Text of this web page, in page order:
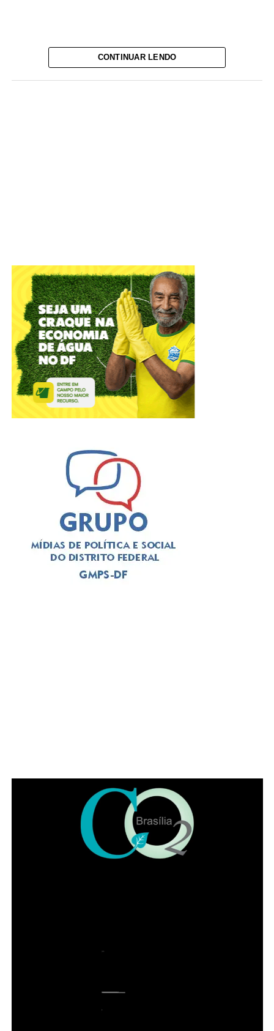
adolescentes com até 14 anos, 11 meses e 29 dias
que ainda estejam com seus esquemas vacinais
incompletos. Além desse grupo prioritário, a iniciativa
busca proteger pessoas de todas as faixas etárias. O
objetivo é garantir a aplicação das doses previstas no
calendário de rotina e evitar a reintrodução no
território brasileiro de doenças como o sarampo e a
poliomielite.
O público prioritário é formado por crianças e
CONTINUAR LENDO